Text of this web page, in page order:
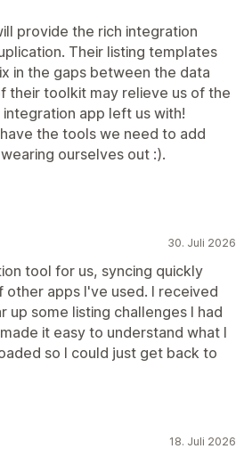
provide the rich integration
Their listing templates
in the gaps between the data
their toolkit may relieve us of the
app left us with!
the tools we need to add
ourselves out :).
30. Juli 2026
tool for us, syncing quickly
apps I've used. I received
up some listing challenges I had
it easy to understand what I
so I could just get back to
18. Juli 2026